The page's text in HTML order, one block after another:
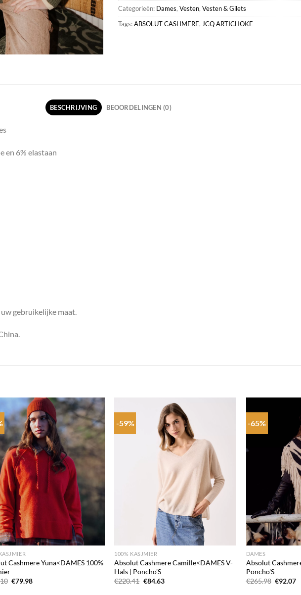
Categorieën: Dames, Vesten, Vesten & Gilets
Tags:ABSOLUT CASHMERE, JCQ ARTICHOKE
BESCHRIJVING BEOORDELINGEN (0)
en 6% elastaan
gebruikelijke maat.
Add to
wishlist
Cashmere Yuna<DAMES 100%
Oorspronkelijke
€79.98Huidige
-59%
100% KASJMIER
Absolut Cashmere Camille<DAMES V-
Hals | Poncho'S
€220.41 Oorspronkelijke
€84.63Huidige
-65%
+
DAMES
Absolut
Poncho'S
€265.98 €92.07